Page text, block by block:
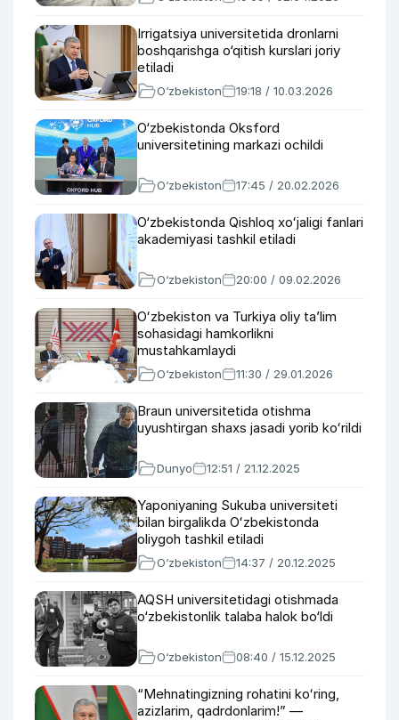
Irrigatsiya universitetida dronlarni
boshqarishga o‘qitish kurslari joriy
etiladi
O‘zbekiston 19:18 / 10.03.2026
O‘zbekistonda Oksford
universitetining markazi ochildi
O‘zbekiston 17:45 / 20.02.2026
O‘zbekistonda Qishloq xoʻjaligi fanlari
akademiyasi tashkil etiladi
O‘zbekiston 20:00 / 09.02.2026
Oʻzbekiston va Turkiya oliy taʼlim
sohasidagi hamkorlikni
mustahkamlaydi
O‘zbekiston 11:30 / 29.01.2026
Braun universitetida otishma
uyushtirgan shaxs jasadi yorib koʻrildi
Dunyo 12:51 / 21.12.2025
Yaponiyaning Sukuba universiteti
bilan birgalikda Oʻzbekistonda
oliygoh tashkil etiladi
O‘zbekiston 14:37 / 20.12.2025
AQSH universitetidagi otishmada
o‘zbekistonlik talaba halok bo‘ldi
O‘zbekiston 08:40 / 15.12.2025
“Mehnatingizning rohatini koʻring,
azizlarim, qadrdonlarim!” —